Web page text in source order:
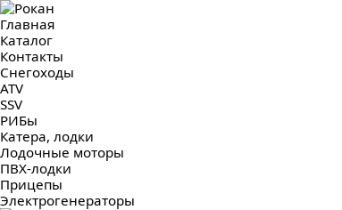
Главная
Каталог
Контакты
Снегоходы
ATV
SSV
РИБы
Катера, лодки
Лодочные моторы
ПВХ-лодки
Прицепы
Электрогенераторы